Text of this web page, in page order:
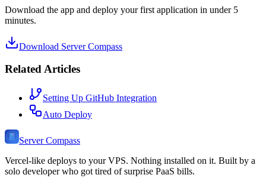
Download the app and deploy your first application in under 5
minutes.
Download Server Compass
Related Articles
Setting Up GitHub Integration
Auto Deploy
Server Compass
Vercel-like deploys to your VPS. Nothing installed on it. Built by a
solo developer who got tired of surprise PaaS bills.